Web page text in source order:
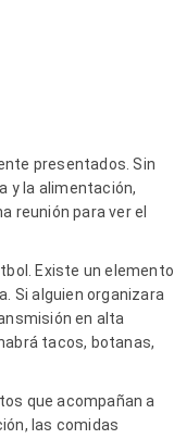
presentados. Sin
y la alimentación,
reunión para ver el
Existe un elemento
Si alguien organizara
en alta
tacos, botanas,
que acompañan a
las comidas